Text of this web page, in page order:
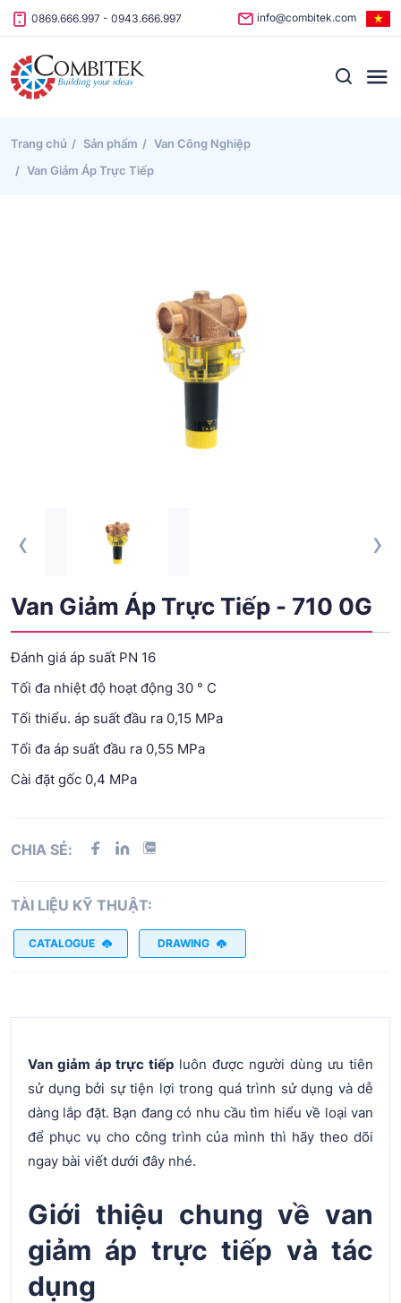
Skip to content
0869.666.997 - 0943.666.997 info@combitek.com
Trang chủ Sản phẩm
Van Công Nghiệp
Van Giảm Áp Trực Tiếp
‹ ›
Van Giảm Áp Trực Tiếp - 710 0G
Đánh giá áp suất PN 16
Tối đa nhiệt độ hoạt động 30 ° C
Tối thiểu. áp suất đầu ra 0,15 MPa
Tối đa áp suất đầu ra 0,55 MPa
Cài đặt gốc 0,4 MPa
CHIA SẺ:
TÀI LIỆU KỸ THUẬT:
CATALOGUE DRAWING
Van giảm áp trực tiếp luôn được người dùng ưu tiên
sử dụng bởi sự tiện lợi trong quá trình sử dụng và dễ
dàng lắp đặt. Bạn đang có nhu cầu tìm hiểu về loại van
để phục vụ cho công trình của mình thì hãy theo dõi
ngay bài viết dưới đây nhé.
Giới thiệu chung về van
giảm áp trực tiếp và tác
dụng